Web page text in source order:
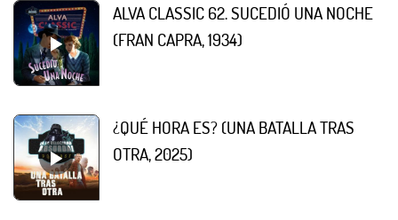
ALVA CLASSIC 62. SUCEDIÓ UNA NOCHE
(FRAN CAPRA, 1934)
¿QUÉ HORA ES? (UNA BATALLA TRAS
OTRA, 2025)